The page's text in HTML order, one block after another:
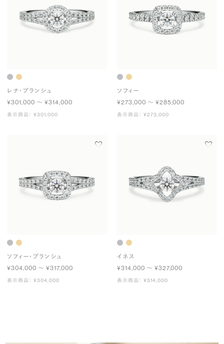
レナ・ブランシュ
¥301,000 〜 ¥314,000
表示商品： ¥301,000
ソフィー
¥273,000 〜 ¥285,000
表示商品： ¥273,000
ソフィー・ブランシュ
¥304,000 〜 ¥317,000
表示商品： ¥304,000
イネス
¥314,000 〜 ¥327,000
表示商品： ¥314,000